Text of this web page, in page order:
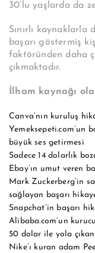
30’lu yaşlarda da
Sınırlı
başarı göstermiş
faktöründen daha
çıkmaktadır.
İlham kaynağı
Canva’nın kuruluş
Yemeksepeti.com’un
büyük ses getirmesi
Sadece 14 dolarlık
Ebay’ın umut veren
Mark Zuckerberg’in
sağlayan başarı
Snapchat’in başarı
Alibaba.com’un
50 dolar ile yola
Nike’ı kuran adam